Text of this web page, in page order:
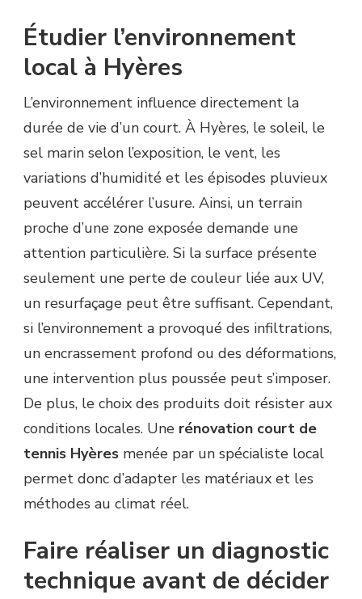
Étudier l’environnement
local à Hyères
L’environnement influence directement la
durée de vie d’un court. À Hyères, le soleil, le
sel marin selon l’exposition, le vent, les
variations d’humidité et les épisodes pluvieux
peuvent accélérer l’usure. Ainsi, un terrain
proche d’une zone exposée demande une
attention particulière. Si la surface présente
seulement une perte de couleur liée aux UV,
un resurfaçage peut être suffisant. Cependant,
si l’environnement a provoqué des infiltrations,
un encrassement profond ou des déformations,
une intervention plus poussée peut s’imposer.
De plus, le choix des produits doit résister aux
conditions locales. Une rénovation court de
tennis Hyères menée par un spécialiste local
permet donc d’adapter les matériaux et les
méthodes au climat réel.
Faire réaliser un diagnostic
technique avant de décider